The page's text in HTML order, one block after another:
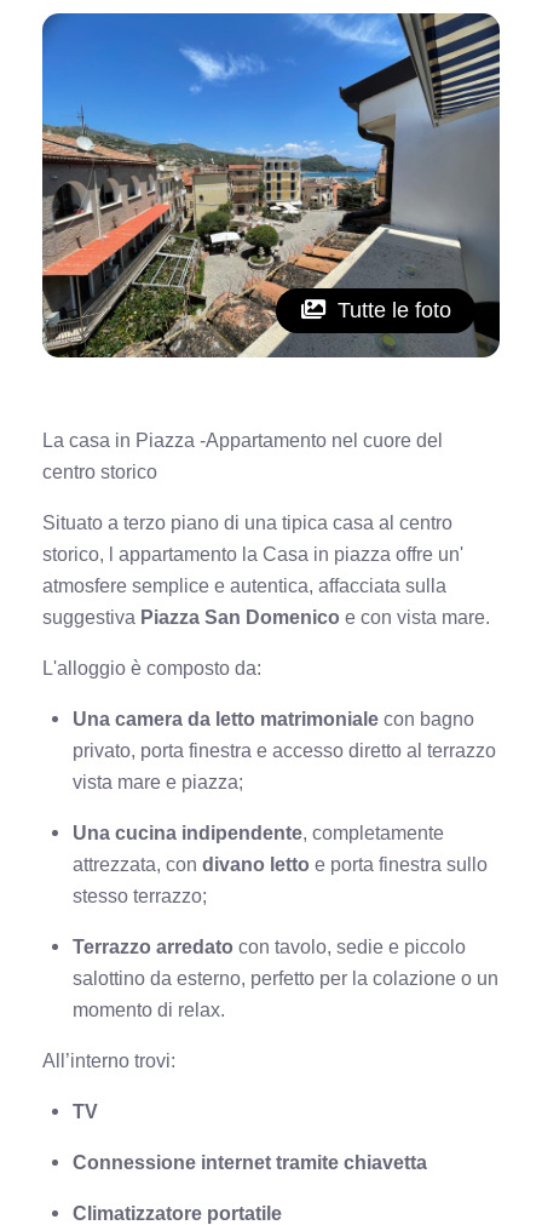
Tutte le foto
La casa in Piazza -Appartamento nel cuore del
centro storico
Situato a terzo piano di una tipica casa al centro
storico, l appartamento la Casa in piazza offre un'
atmosfere semplice e autentica, affacciata sulla
suggestiva Piazza San Domenico e con vista mare.
L'alloggio è composto da:
Una camera da letto matrimoniale con bagno
privato, porta finestra e accesso diretto al terrazzo
vista mare e piazza;
Una cucina indipendente , completamente
attrezzata, con divano letto e porta finestra sullo
stesso terrazzo;
Terrazzo arredato con tavolo, sedie e piccolo
salottino da esterno, perfetto per la colazione o un
momento di relax.
All’interno trovi:
TV
Connessione internet tramite chiavetta
Climatizzatore portatile